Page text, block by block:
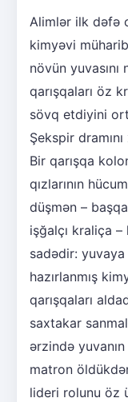
Alimlər ilk dəfə
kimyəvi
növün
qarışqaları öz
sövq etdiyini
Şekspir
Bir qarışqa
qızlarının
düşmən –
işğalçı kraliça
sadədir:
hazırlanmış
qarışqaları
saxtakar
ərzində yuvanın
matron
lideri rolunu öz